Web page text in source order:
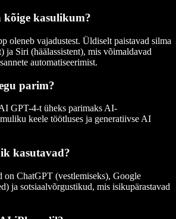
kasulikum?
oleneb vajadustest. Üldiselt paistavad silma
ja Siri (häälassistent), mis võimaldavad
automatiseerimist.
parim?
GPT-4-t üheks parimaks AI-
keele töötluses ja generatiivse AI
kasutavad?
on ChatGPT (vestlemiseks), Google
ja sotsiaalvõrgustikud, mis isikupärastavad